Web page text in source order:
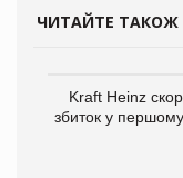
ЧИТАЙТЕ ТАКОЖ
Kraft Heinz
збиток у першому